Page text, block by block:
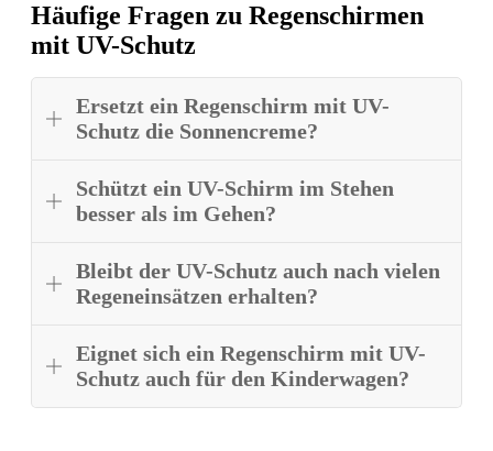
Häufige Fragen zu Regenschirmen
mit UV-Schutz
Ersetzt ein Regenschirm mit UV-
Schutz die Sonnencreme?
Schützt ein UV-Schirm im Stehen
besser als im Gehen?
Bleibt der UV-Schutz auch nach vielen
Regeneinsätzen erhalten?
Eignet sich ein Regenschirm mit UV-
Schutz auch für den Kinderwagen?